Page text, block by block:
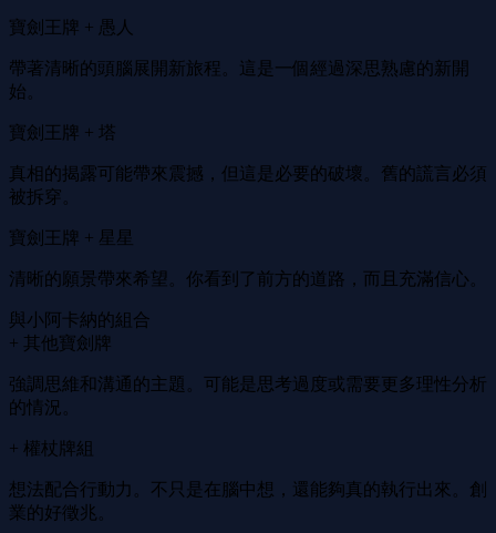
寶劍王牌 + 愚人
帶著清晰的頭腦展開新旅程。這是一個經過深思熟慮的新開
始。
寶劍王牌 + 塔
真相的揭露可能帶來震撼，但這是必要的破壞。舊的謊言必須
被拆穿。
寶劍王牌 + 星星
清晰的願景帶來希望。你看到了前方的道路，而且充滿信心。
與小阿卡納的組合
+ 其他寶劍牌
強調思維和溝通的主題。可能是思考過度或需要更多理性分析
的情況。
+ 權杖牌組
想法配合行動力。不只是在腦中想，還能夠真的執行出來。創
業的好徵兆。